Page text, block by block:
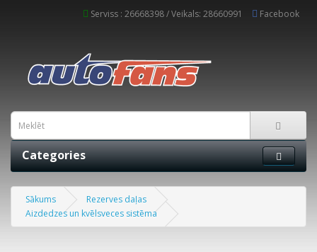
Serviss : 26668398 / Veikals: 28660991 Facebook
Categories
Sākums
Rezerves daļas
Aizdedzes un kvēlsveces sistēma